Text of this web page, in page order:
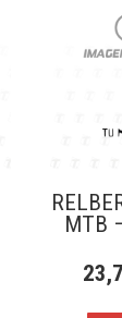
MTB